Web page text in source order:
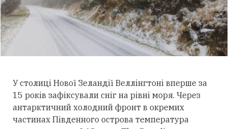
У столиці Нової Зеландії Веллінгтоні вперше за
15 років зафіксували сніг на рівні моря. Через
антарктичний холодний фронт в окремих
частинах Південного острова температура